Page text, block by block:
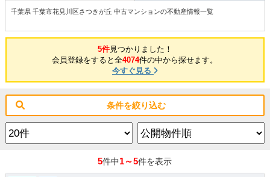
千葉県 千葉市花見川区さつきが丘 中古マンションの不動産情報一覧
5件見つかりました！
会員登録をすると全4074件の中から探せます。
今すぐ見る
条件を絞り込む
5件中1～5件を表示